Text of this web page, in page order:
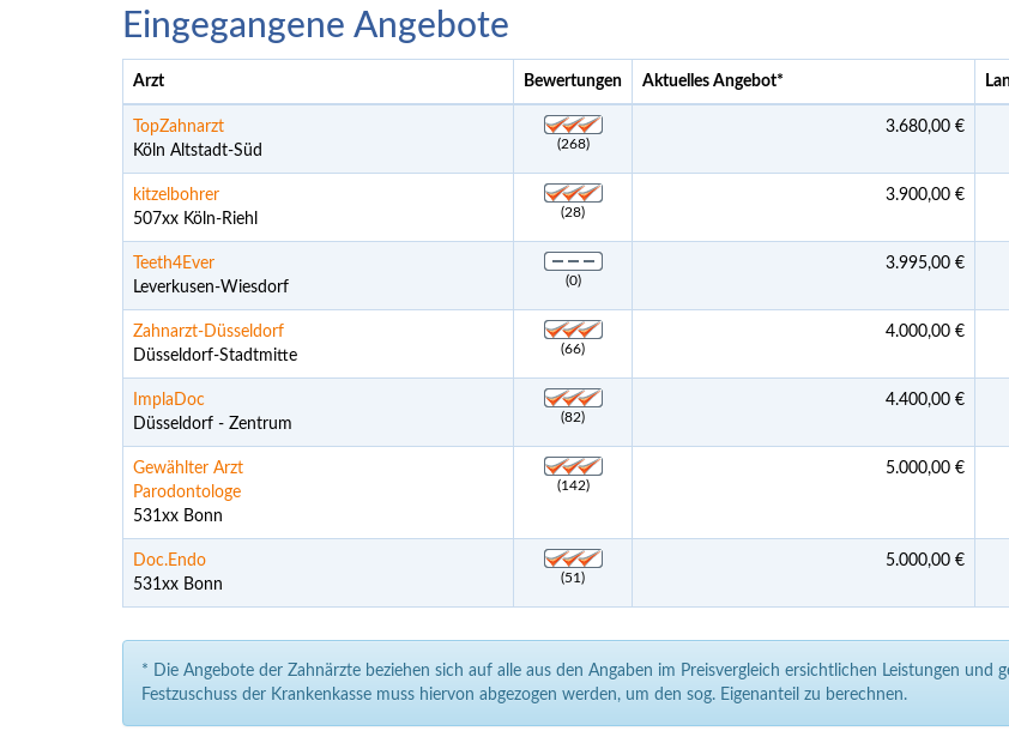
Eingegangene Angebote
Arzt Bewertungen Aktuelles Angebot*
TopZahnarzt
Köln Altstadt-Süd
(268)
3.680,00 €
kitzelbohrer
507xx Köln-Riehl
(28)
3.900,00 €
Teeth4Ever
Leverkusen-Wiesdorf
(0)
3.995,00 €
Zahnarzt-Düsseldorf
Düsseldorf-Stadtmitte
(66)
4.000,00 €
ImplaDoc
Düsseldorf - Zentrum
(82)
4.400,00 €
Gewählter Arzt
Parodontologe
531xx Bonn
(142)
5.000,00 €
Doc.Endo
531xx Bonn
(51)
5.000,00 €
* Die Angebote der Zahnärzte beziehen sich auf alle aus den Angaben im Preisvergleich ersichtlichen Leistungen und
Festzuschuss der Krankenkasse muss hiervon abgezogen werden, um den sog. Eigenanteil zu berechnen.